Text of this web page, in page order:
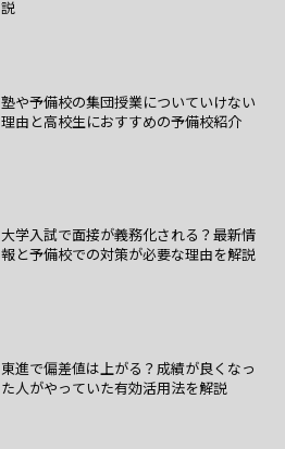
説
塾や予備校の集団授業についていけない
理由と高校生におすすめの予備校紹介
大学入試で面接が義務化される？最新情
報と予備校での対策が必要な理由を解説
東進で偏差値は上がる？成績が良くなっ
た人がやっていた有効活用法を解説